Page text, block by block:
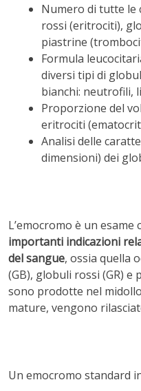
Numero di tutte le
rossi (eritrociti),
piastrine
Formula
diversi tipi di
bianchi: neutrofili,
Proporzione del
eritrociti
Analisi delle
dimensioni) dei
L’emocromo è un
importanti indicazioni
del sangue, ossia quella
(GB), globuli rossi (GR) e
sono prodotte nel
mature, vengono
Un emocromo standard